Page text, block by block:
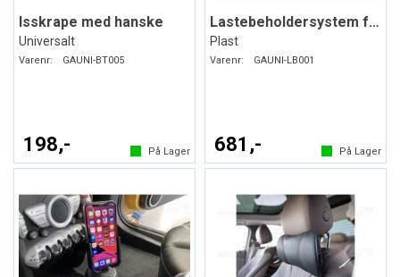
Isskrape med hanske
Universalt
Varenr: GAUNI-BT005
198,- På Lager
Lastebeholdersystem for bagasjerommet
Plast
Varenr: GAUNI-LB001
681,- På Lager